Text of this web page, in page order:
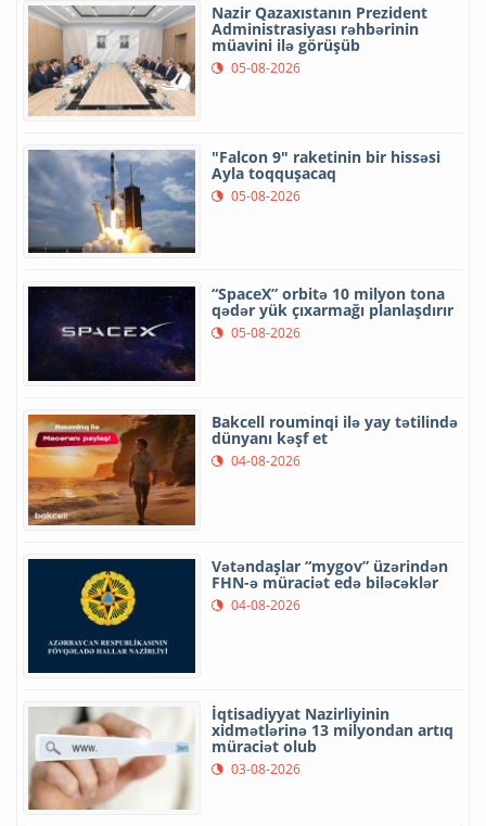
Nazir Qazaxıstanın Prezident
Administrasiyası rəhbərinin
müavini ilə görüşüb
05-08-2026
"Falcon 9" raketinin bir hissəsi
Ayla toqquşacaq
05-08-2026
“SpaceX” orbitə 10 milyon tona
qədər yük çıxarmağı planlaşdırır
05-08-2026
Bakcell rouminqi ilə yay tətilində
dünyanı kəşf et
04-08-2026
Vətəndaşlar “mygov” üzərindən
FHN-ə müraciət edə biləcəklər
04-08-2026
İqtisadiyyat Nazirliyinin
xidmətlərinə 13 milyondan artıq
müraciət olub
03-08-2026